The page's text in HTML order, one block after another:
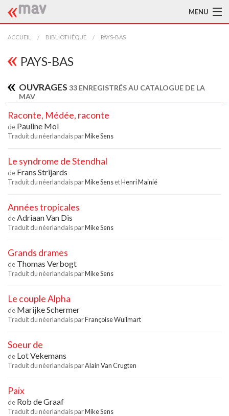
MENU
ACCUEIL
LA MAV
TRADUCTEURS
AIDE À LA TRADUCTION
À L'AFFICHE
ACCUEIL BIBLIOTHÈQUE PAYS-BAS
PAYS-BAS
OUVRAGES 33 ENREGISTRÉS AU CATALOGUE DE LA
MAV
Raconte, Médée, raconte
de Pauline Mol
Traduit du néerlandais parMike Sens
Le syndrome de Stendhal
de Frans Strijards
Traduit du néerlandais parMike SensetHenri Mainié
Années tropicales
deAdriaan Van Dis
Traduit du néerlandais parMike Sens
Grands drames
de Thomas Verbogt
Traduit du néerlandais parMike Sens
Le couple Alpha
de Marijke Schermer
Traduit du néerlandais parFrançoise Wuilmart
Soeur de
de Lot Vekemans
Traduit du néerlandais parAlain Van Crugten
Paix
de Rob de Graaf
Traduit du néerlandais parMike Sens